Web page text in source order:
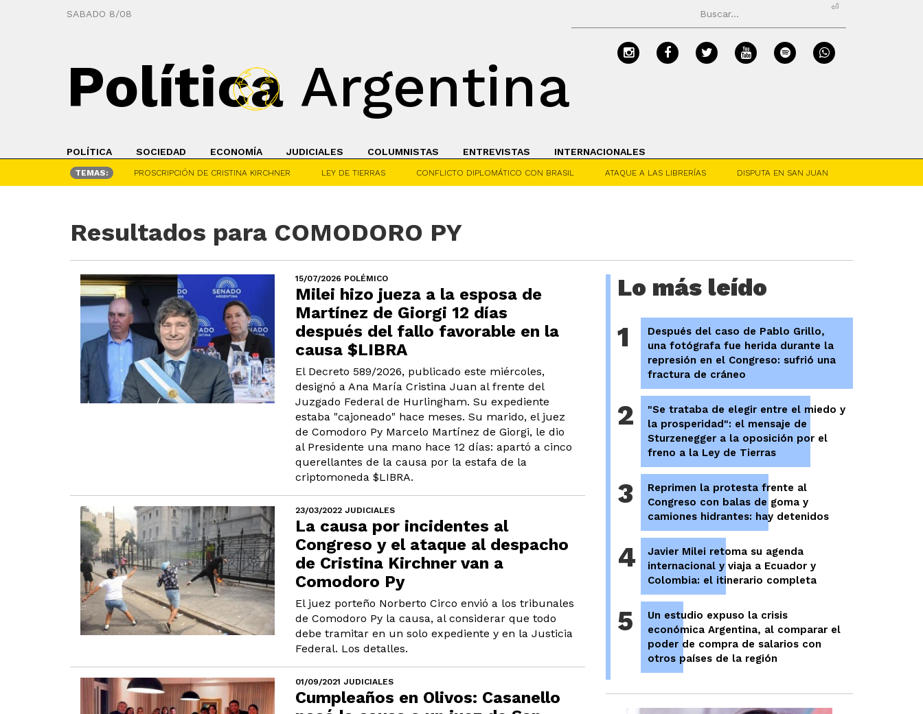
SABADO 8/08
⏎
Política Argentina
POLÍTICA SOCIEDAD ECONOMÍA JUDICIALES COLUMNISTAS ENTREVISTAS INTERNACIONALES
TEMAS: PROSCRIPCIÓN DE CRISTINA KIRCHNER LEY DE TIERRAS CONFLICTO DIPLOMÁTICO CON BRASIL ATAQUE A LAS LIBRERÍAS DISPUTA EN SAN JUAN
Resultados para COMODORO PY
15/07/2026 POLÉMICO
Milei hizo jueza a la esposa de
Martínez de Giorgi 12 días
después del fallo favorable en la
causa $LIBRA
El Decreto 589/2026, publicado este miércoles,
designó a Ana María Cristina Juan al frente del
Juzgado Federal de Hurlingham. Su expediente
estaba "cajoneado" hace meses. Su marido, el juez
de Comodoro Py Marcelo Martínez de Giorgi, le dio
al Presidente una mano hace 12 días: apartó a cinco
querellantes de la causa por la estafa de la
criptomoneda $LIBRA.
23/03/2022 JUDICIALES
La causa por incidentes al
Congreso y el ataque al despacho
de Cristina Kirchner van a
Comodoro Py
El juez porteño Norberto Circo envió a los tribunales
de Comodoro Py la causa, al considerar que todo
debe tramitar en un solo expediente y en la Justicia
Federal. Los detalles.
01/09/2021 JUDICIALES
Cumpleaños en Olivos: Casanello
Lo más leído
1
Después del caso de Pablo Grillo,
una fotógrafa fue herida durante la
represión en el Congreso: sufrió una
fractura de cráneo
2
"Se trataba de elegir entre el miedo y
la prosperidad": el mensaje de
Sturzenegger a la oposición por el
freno a la Ley de Tierras
3
Reprimen la protesta frente al
Congreso con balas de goma y
camiones hidrantes: hay detenidos
4
Javier Milei retoma su agenda
internacional y viaja a Ecuador y
Colombia: el itinerario completa
5
Un estudio expuso la crisis
económica Argentina, al comparar el
poder de compra de salarios con
otros países de la región